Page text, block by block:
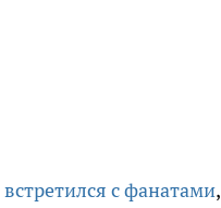
с фанатами,